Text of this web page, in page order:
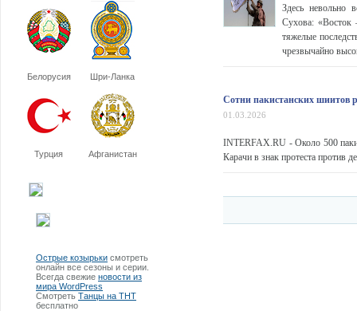
Белорусия Шри-Ланка
Турция Афганистан
Острые козырьки смотреть
онлайн все сезоны и серии.
Всегда свежие новости из
мира WordPress
Смотреть Танцы на ТНТ
бесплатно
Здесь невольно
Сухова: «Восток
тяжелые
чрезвычайно
Сотни пакистанских шиитов
01.03.2026
INTERFAX.RU - Около 500
Карачи в знак протеста против